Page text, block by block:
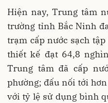
Hiện nay, Trung tâm
trường tỉnh Bắc Ninh
trạm cấp nước sạch
thiết kế đạt 64,8
Trung tâm đã cấp
phường; đấu nối tới
với tỷ lệ sử dụng bình